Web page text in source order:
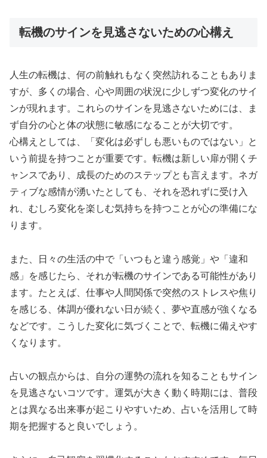
転機のサインを見逃さないための心構え
人生の転機は、何の前触れもなく突然訪れることもありま
すが、多くの場合、心や周囲の状況に少しずつ変化のサイ
ンが現れます。これらのサインを見逃さないためには、ま
ず自分の心と体の状態に敏感になることが大切です。
心構えとしては、「変化は必ずしも悪いものではない」と
いう前提を持つことが重要です。転機は新しい扉が開くチ
ャンスであり、成長のためのステップとも言えます。ネガ
ティブな感情が湧いたとしても、それを恐れずに受け入
れ、むしろ変化を楽しむ気持ちを持つことが心の準備にな
ります。
また、日々の生活の中で「いつもと違う感覚」や「違和
感」を感じたら、それが転機のサインである可能性があり
ます。たとえば、仕事や人間関係で突然のストレスや焦り
を感じる、体調が優れない日が続く、夢や直感が強くなる
などです。こうした変化に気づくことで、転機に備えやす
くなります。
占いの観点からは、自分の運勢の流れを知ることもサイン
を見逃さないコツです。運気が大きく動く時期には、普段
とは異なる出来事が起こりやすいため、占いを活用して時
期を把握すると良いでしょう。